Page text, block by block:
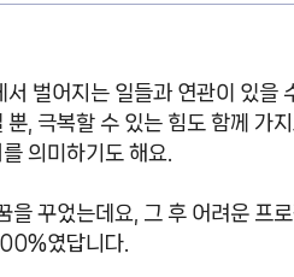
벌어지는 일들과 연관이 있을
, 극복할 수 있는 힘도 함께 가
의미하기도 해요.
을 꾸었는데요, 그 후 어려운 프
였답니다.